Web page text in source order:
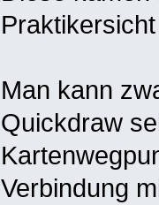
Man kann
Quickdraw
Verbindung